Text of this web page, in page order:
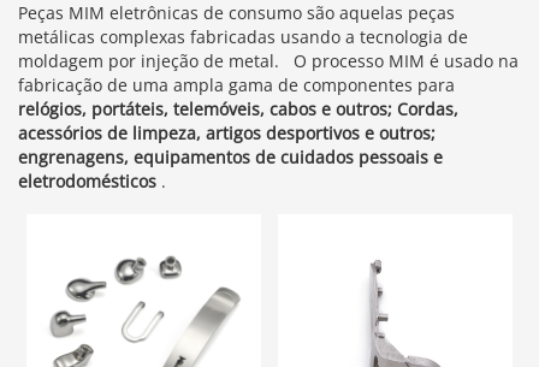
Peças MIM eletrônicas de consumo são aquelas peças
metálicas complexas fabricadas usando a tecnologia de
moldagem por injeção de metal. O processo MIM é usado na
fabricação de uma ampla gama de componentes para
relógios, portáteis, telemóveis, cabos e outros; Cordas,
acessórios de limpeza, artigos desportivos e outros;
engrenagens, equipamentos de cuidados pessoais e
eletrodomésticos .